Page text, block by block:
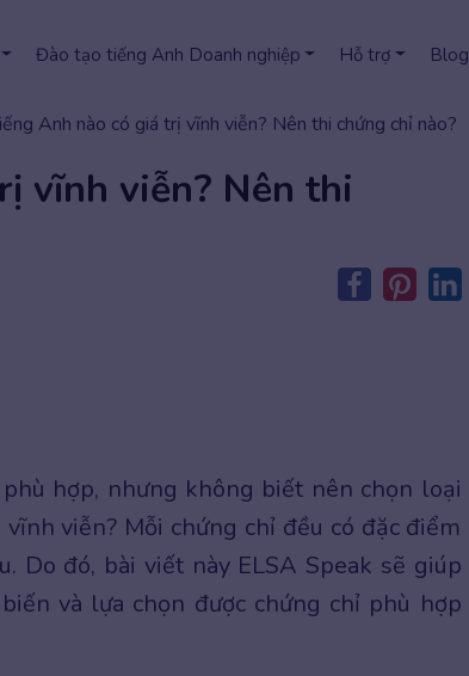
Đào tạo tiếng Anh Doanh nghiệp Hỗ trợ Blog
Anh nào có giá trị vĩnh viễn? Nên thi chứng chỉ nào?
vĩnh viễn? Nên thi
hợp, nhưng không biết nên chọn loại
viễn? Mỗi chứng chỉ đều có đặc điểm
Do đó, bài viết này ELSA Speak sẽ giúp
và lựa chọn được chứng chỉ phù hợp